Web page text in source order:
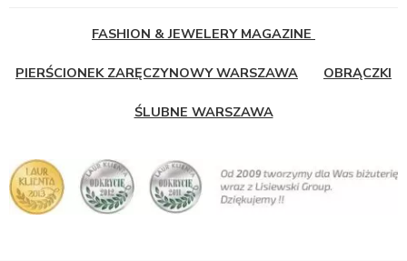
FASHION & JEWELERY MAGAZINE
PIERŚCIONEK ZARĘCZYNOWY WARSZAWA OBRĄCZKI
ŚLUBNE WARSZAWA